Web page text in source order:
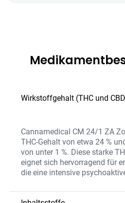
Wirkstoffgehalt (THC und
Cannamedical CM 24/1 ZA
THC-Gehalt von etwa 24 %
von unter 1 %. Diese starke
eignet sich hervorragend für
die eine intensive